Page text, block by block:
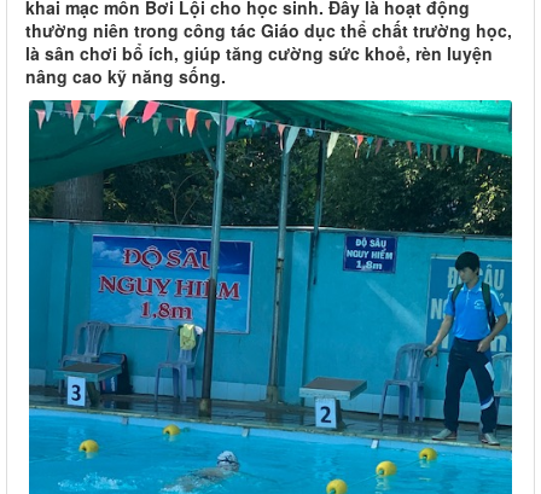
khai mạc môn Bơi Lội cho học sinh. Đây là hoạt động
thường niên trong công tác Giáo dục thể chất trường học,
là sân chơi bổ ích, giúp tăng cường sức khoẻ, rèn luyện
nâng cao kỹ năng sống.